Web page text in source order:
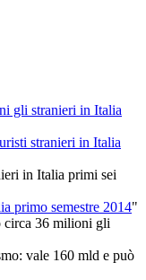
gli stranieri in Italia
stranieri in Italia
in Italia primi sei
primo semestre 2014"
circa 36 milioni gli
vale 160 mld e può